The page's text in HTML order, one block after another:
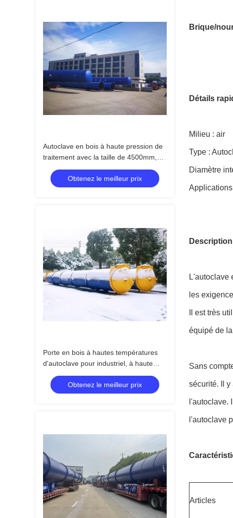
Autoclave en bois à haute pression de
traitement avec la taille de 4500mm,
appropriée au fluide de CCA
Obtenez le meilleur prix
Porte en bois à hautes températures
d'autoclave pour industriel, à haute
pression en bois et de haute qualité
Obtenez le meilleur prix
Brique/
Détails
Milieu : air
Type :
Diamètre
L'autoclave
les
Il est très
équipé de
Sans
sécurité. Il y
l'autoclave.
l'autoclave
Articles